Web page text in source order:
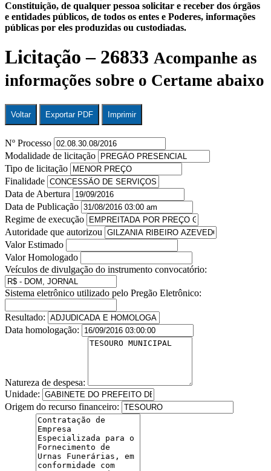
Constituição, de qualquer pessoa solicitar e receber dos órgãos
e entidades públicos, de todos os entes e Poderes, informações
públicas por eles produzidas ou custodiadas.
Licitação – 26833 Acompanhe as
informações sobre o Certame abaixo
Voltar Exportar PDF Imprimir
Nº Processo
Modalidade de licitação
Tipo de licitação
Finalidade
Data de Abertura
Data de Publicação
Regime de execução
Autoridade que autorizou
Valor Estimado
Valor Homologado
Veículos de divulgação do instrumento convocatório:
Sistema eletrônico utilizado pelo Pregão Eletrônico:
Resultado:
Data homologação:
Natureza de despesa:
Unidade:
Origem do recurso financeiro: